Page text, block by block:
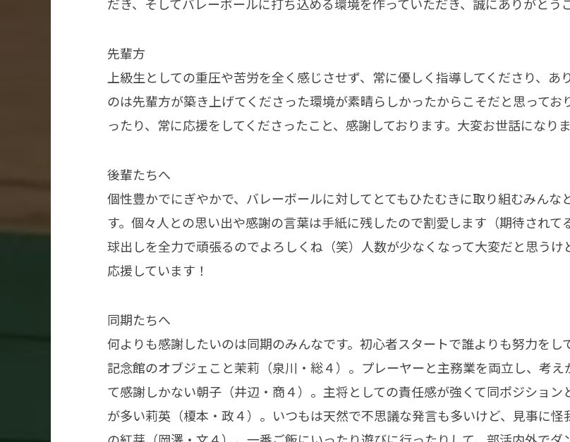
先輩方
上級生としての重圧や苦労を全く感じさせず、常に優しく指導してくださり、あ
のは先輩方が築き上げてくださった環境が素晴らしかったからこそだと思ってお
ったり、常に応援をしてくださったこと、感謝しております。大変お世話になりま
後輩たちへ
個性豊かでにぎやかで、バレーボールに対してとてもひたむきに取り組むみん
す。個々人との思い出や感謝の言葉は手紙に残したので割愛します（期待されて
球出しを全力で頑張るのでよろしくね（笑）人数が少なくなって大変だと思うけ
応援しています！
同期たちへ
何よりも感謝したいのは同期のみんなです。初心者スタートで誰よりも努力を
記念館のオブジェこと茉莉（泉川・総４）。プレーヤーと主務業を両立し、考
て感謝しかない朝子（井辺・商４）。主将としての責任感が強くて同ポジショ
が多い莉英（榎本・政４）。いつもは天然で不思議な発言も多いけど、見事に